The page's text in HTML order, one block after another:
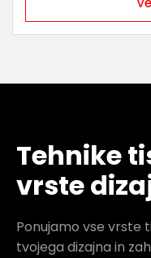
Tehnike
vrste
Ponujamo vse vrste
tvojega dizajna in